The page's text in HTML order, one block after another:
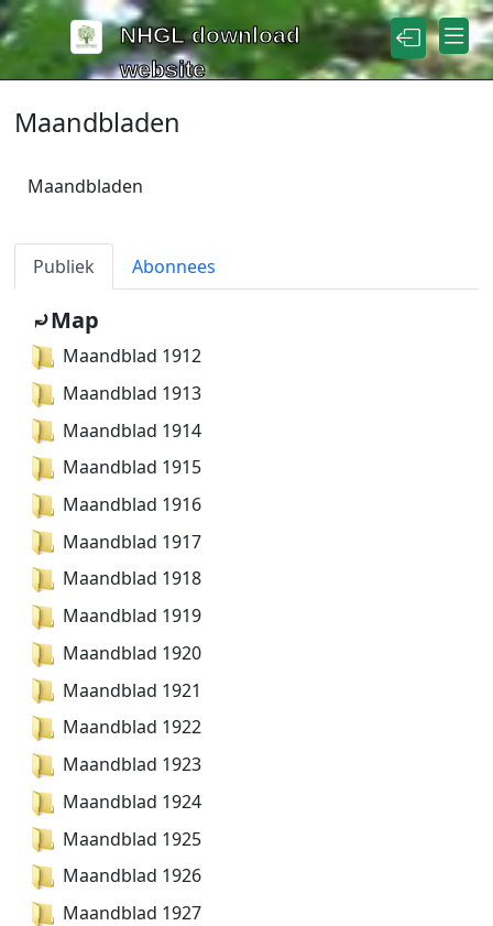
Naar de inhoud
NHGL download
website
Maandbladen
Maandbladen
Publiek Abonnees
⤾Map
Maandblad 1912
Maandblad 1913
Maandblad 1914
Maandblad 1915
Maandblad 1916
Maandblad 1917
Maandblad 1918
Maandblad 1919
Maandblad 1920
Maandblad 1921
Maandblad 1922
Maandblad 1923
Maandblad 1924
Maandblad 1925
Maandblad 1926
Maandblad 1927